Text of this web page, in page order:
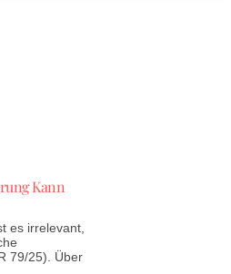
Kann
es irrelevant,
79/25). Über